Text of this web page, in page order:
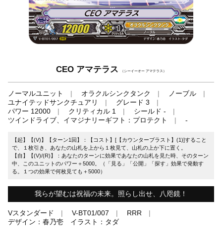
CEO アマテラス （シーイーオー アマテラス）
ノーマルユニット オラクルシンクタンク
ノーブル
ユナイテッドサンクチュアリ
グレード 3
パワー 12000
クリティカル 1
シールド -
ツインドライブ、イマジナリーギフト：プロテクト
-
【起】【(V)】【ターン1回】：【コスト】[【カウンターブラスト】(1)]すること
で、１枚引き、あなたの山札を上から１枚見て、山札の上か下に置く。
【自】【(V)/(R)】：あなたのターンに効果であなたの山札を見た時、そのターン
中、このユニットのパワー＋5000。（「見る」「公開」「探す」効果で発動す
る。１つの効果で何枚見ても＋5000）
我らが望むは祝福の未来。照らし出せ、八咫鏡！
Vスタンダード V-BT01/007
RRR
デザイン：春乃壱 イラスト：タダ